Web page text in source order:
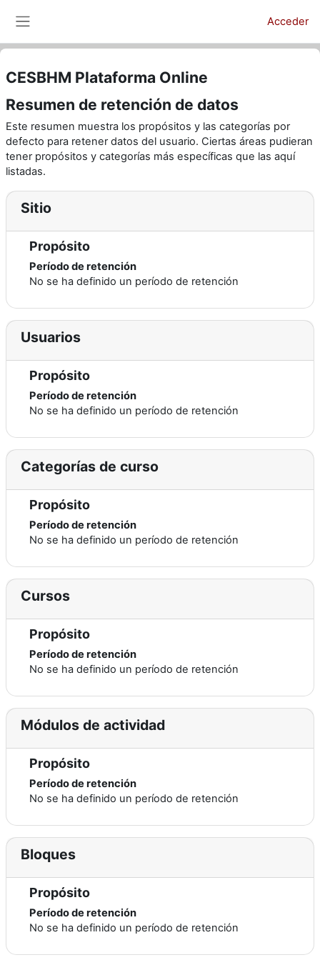
Acceder
CESBHM Plataforma Online
Resumen de retención de datos
Este resumen muestra los propósitos y las categorías por
defecto para retener datos del usuario. Ciertas áreas pudieran
tener propósitos y categorías más específicas que las aquí
listadas.
Sitio
Propósito
Período de retención
No se ha definido un período de retención
Usuarios
Propósito
Período de retención
No se ha definido un período de retención
Categorías de curso
Propósito
Período de retención
No se ha definido un período de retención
Cursos
Propósito
Período de retención
No se ha definido un período de retención
Módulos de actividad
Propósito
Período de retención
No se ha definido un período de retención
Bloques
Propósito
Período de retención
No se ha definido un período de retención